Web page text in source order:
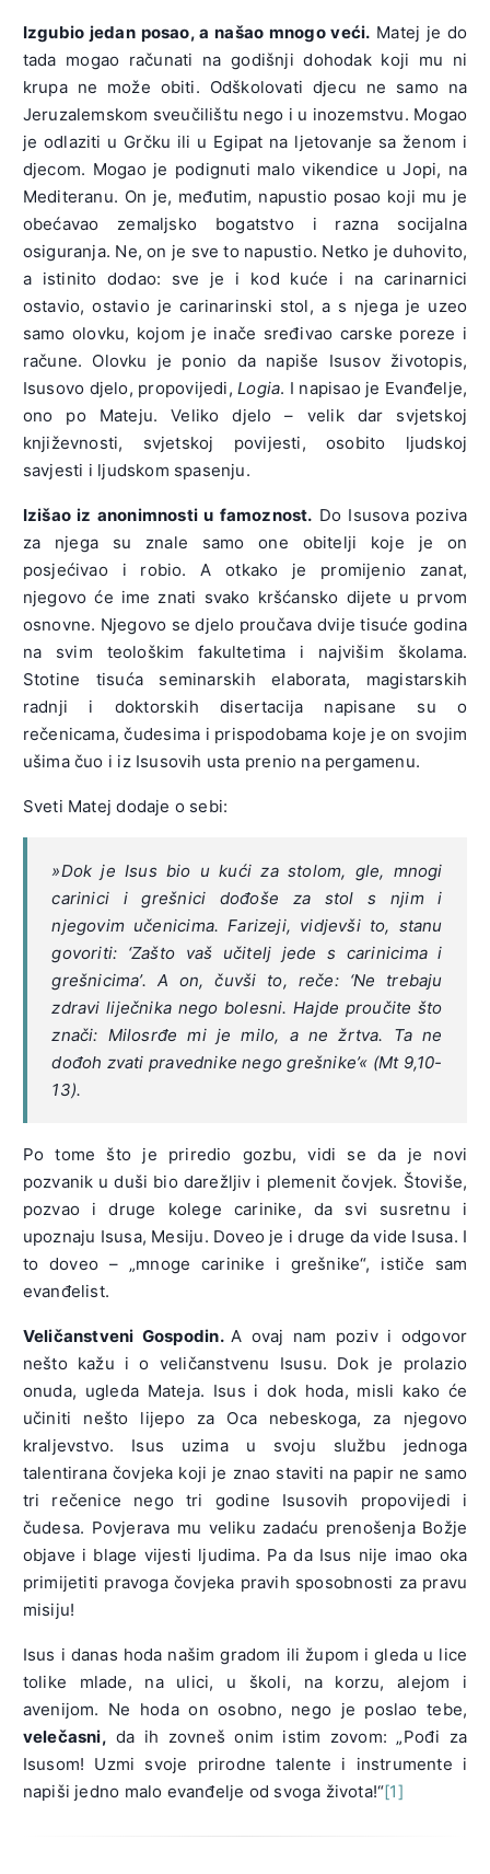
Izgubio jedan posao, a našao mnogo veći. Matej je do
tada mogao računati na godišnji dohodak koji mu ni
krupa ne može obiti. Odškolovati djecu ne samo na
Jeruzalemskom sveučilištu nego i u inozemstvu. Mogao
je odlaziti u Grčku ili u Egipat na ljetovanje sa ženom i
djecom. Mogao je podignuti malo vikendice u Jopi, na
Mediteranu. On je, međutim, napustio posao koji mu je
obećavao zemaljsko bogatstvo i razna socijalna
osiguranja. Ne, on je sve to napustio. Netko je duhovito,
a istinito dodao: sve je i kod kuće i na carinarnici
ostavio, ostavio je carinarinski stol, a s njega je uzeo
samo olovku, kojom je inače sređivao carske poreze i
račune. Olovku je ponio da napiše Isusov životopis,
Isusovo djelo, propovijedi,Logia. I napisao je Evanđelje,
ono po Mateju. Veliko djelo – velik dar svjetskoj
književnosti, svjetskoj povijesti, osobito ljudskoj
savjesti i ljudskom spasenju.
Izišao iz anonimnosti u famoznost. Do Isusova poziva
za njega su znale samo one obitelji koje je on
posjećivao i robio. A otkako je promijenio zanat,
njegovo će ime znati svako kršćansko dijete u prvom
osnovne. Njegovo se djelo proučava dvije tisuće godina
na svim teološkim fakultetima i najvišim školama.
Stotine tisuća seminarskih elaborata, magistarskih
radnji i doktorskih disertacija napisane su o
rečenicama, čudesima i prispodobama koje je on svojim
ušima čuo i iz Isusovih usta prenio na pergamenu.
Sveti Matej dodaje o sebi:
»Dok je Isus bio u kući za stolom, gle, mnogi
carinici i grešnici dođoše za stol s njim i
njegovim učenicima. Farizeji, vidjevši to, stanu
govoriti: ‘Zašto vaš učitelj jede s carinicima i
grešnicima’. A on, čuvši to, reče: ‘Ne trebaju
zdravi liječnika nego bolesni. Hajde proučite što
znači: Milosrđe mi je milo, a ne žrtva. Ta ne
dođoh zvati pravednike nego grešnike’« (Mt 9,10-
13).
Po tome što je priredio gozbu, vidi se da je novi
pozvanik u duši bio darežljiv i plemenit čovjek. Štoviše,
pozvao i druge kolege carinike, da svi susretnu i
upoznaju Isusa, Mesiju. Doveo je i druge da vide Isusa. I
to doveo – „mnoge carinike i grešnike“, ističe sam
evanđelist.
Veličanstveni Gospodin. A ovaj nam poziv i odgovor
nešto kažu i o veličanstvenu Isusu. Dok je prolazio
onuda, ugleda Mateja. Isus i dok hoda, misli kako će
učiniti nešto lijepo za Oca nebeskoga, za njegovo
kraljevstvo. Isus uzima u svoju službu jednoga
talentirana čovjeka koji je znao staviti na papir ne samo
tri rečenice nego tri godine Isusovih propovijedi i
čudesa. Povjerava mu veliku zadaću prenošenja Božje
objave i blage vijesti ljudima. Pa da Isus nije imao oka
primijetiti pravoga čovjeka pravih sposobnosti za pravu
misiju!
Isus i danas hoda našim gradom ili župom i gleda u lice
tolike mlade, na ulici, u školi, na korzu, alejom i
avenijom. Ne hoda on osobno, nego je poslao tebe,
velečasni, da ih zovneš onim istim zovom: „Pođi za
Isusom! Uzmi svoje prirodne talente i instrumente i
napiši jedno malo evanđelje od svoga života!“[1]